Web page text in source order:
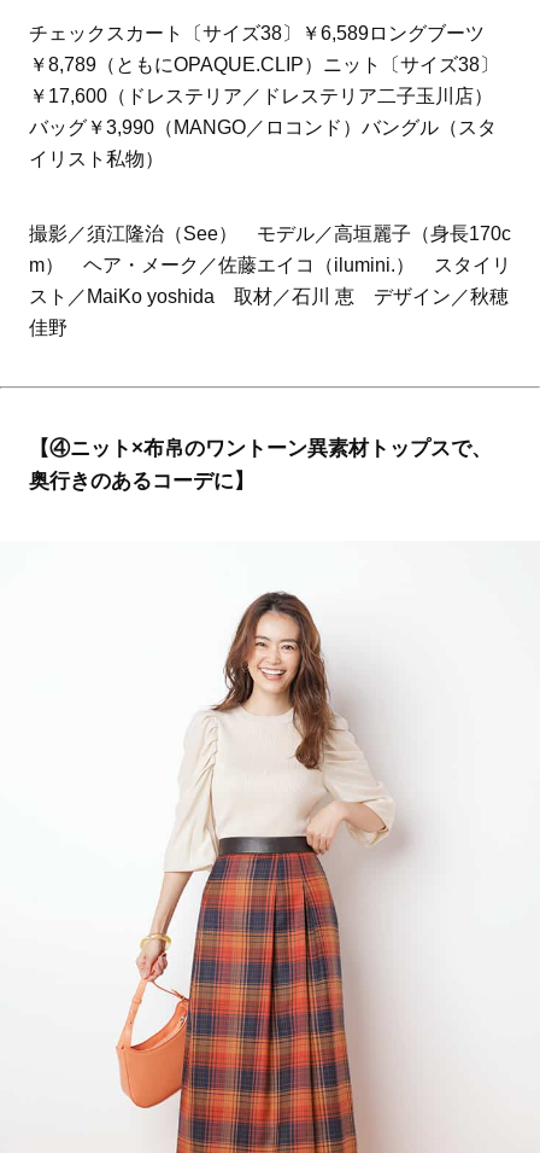
チェックスカート〔サイズ38〕￥6,589ロングブーツ
￥8,789（ともにOPAQUE.CLIP）ニット〔サイズ38〕
￥17,600（ドレステリア／ドレステリア二子玉川店）
バッグ￥3,990（MANGO／ロコンド）バングル（スタ
イリスト私物）
撮影／須江隆治（See） モデル／高垣麗子（身長170c
m） ヘア・メーク／佐藤エイコ（ilumini.） スタイリ
スト／MaiKo yoshida 取材／石川 恵 デザイン／秋穂
佳野
【④ニット×布帛のワントーン異素材トップスで、
奥行きのあるコーデに】